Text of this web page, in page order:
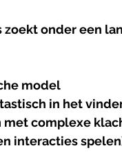
onder een
model
in het
met complexe
interacties